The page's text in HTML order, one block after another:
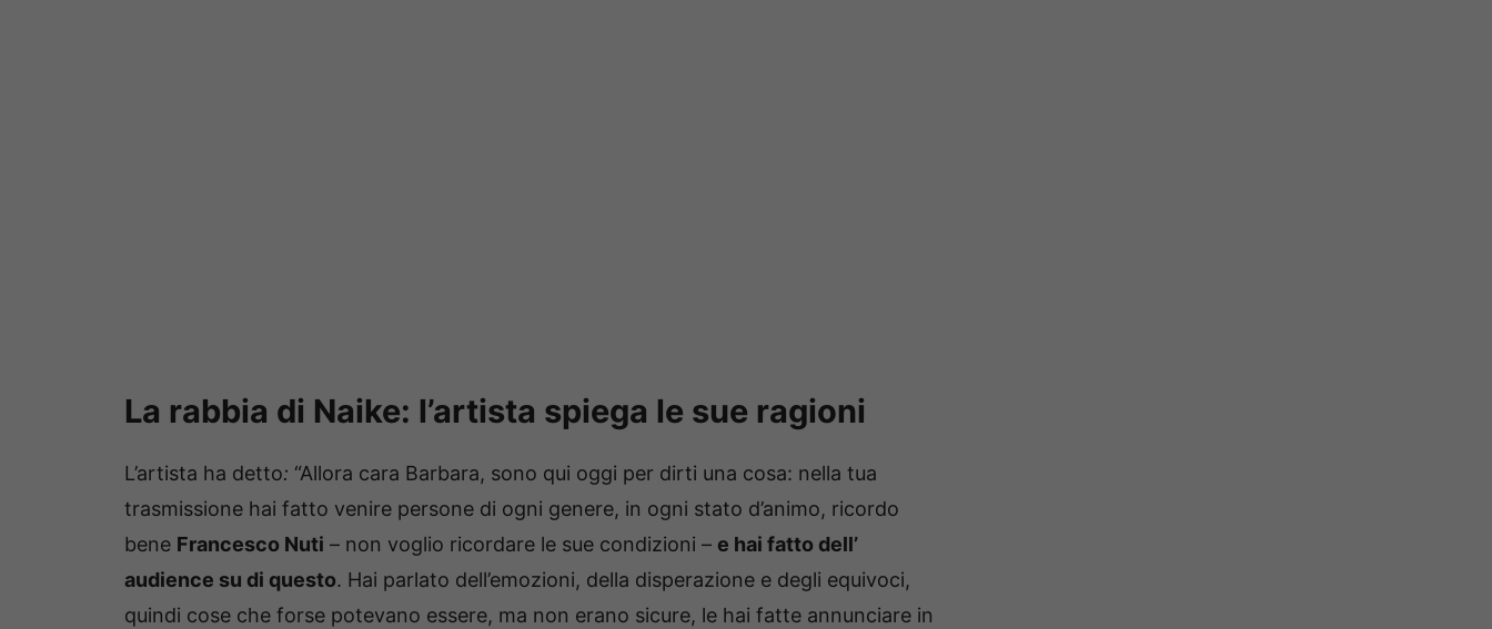
La rabbia di Naike: l’artista spiega le sue ragioni
L’artista ha detto: “Allora cara Barbara, sono qui oggi per dirti una cosa: nella tua
trasmissione hai fatto venire persone di ogni genere, in ogni stato d’animo, ricordo
bene Francesco Nuti – non voglio ricordare le sue condizioni – e hai fatto dell’
audience su di questo. Hai parlato dell’emozioni, della disperazione e degli equivoci,
quindi cose che forse potevano essere, ma non erano sicure, le hai fatte annunciare in